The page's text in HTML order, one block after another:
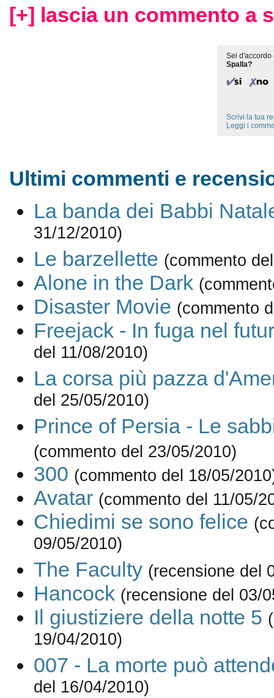
[+] lascia un commento a
Sei d'accordo
Spalla?
Scrivi la tua
Leggi i
Ultimi commenti e
La banda dei Babbi
31/12/2010)
Le barzellette (commento
Alone in the Dark
Disaster Movie (commento
Freejack - In fuga nel
del 11/08/2010)
La corsa più pazza
del 25/05/2010)
Prince of Persia - Le
(commento del 23/05/2010)
300 (commento del 18/05/
Avatar (commento del 11/05/
Chiedimi se sono felice
09/05/2010)
The Faculty (recensione del
Hancock (recensione del 03/
Il giustiziere della notte 5
19/04/2010)
007 - La morte può
del 16/04/2010)